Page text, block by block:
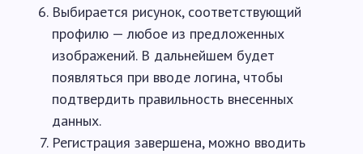
Выбирается рисунок, соответствующий
профилю — любое из предложенных
изображений. В дальнейшем будет
появляться при вводе логина, чтобы
подтвердить правильность внесенных
данных.
Регистрация завершена, можно вводить